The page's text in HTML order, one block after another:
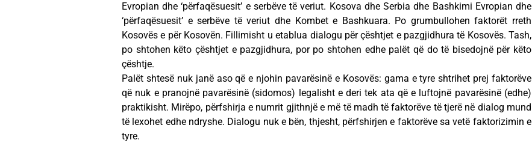
Evropian dhe ‘përfaqësuesit’ e serbëve të veriut. Kosova dhe Serbia dhe Bashkimi Evropian dhe
‘përfaqësuesit’ e serbëve të veriut dhe Kombet e Bashkuara. Po grumbullohen faktorët rreth
Kosovës e për Kosovën. Fillimisht u etablua dialogu për çështjet e pazgjidhura të Kosovës. Tash,
po shtohen këto çështjet e pazgjidhura, por po shtohen edhe palët që do të bisedojnë për këto
çështje.
Palët shtesë nuk janë aso që e njohin pavarësinë e Kosovës: gama e tyre shtrihet prej faktorëve
që nuk e pranojnë pavarësinë (sidomos) legalisht e deri tek ata që e luftojnë pavarësinë (edhe)
praktikisht. Mirëpo, përfshirja e numrit gjithnjë e më të madh të faktorëve të tjerë në dialog mund
të lexohet edhe ndryshe. Dialogu nuk e bën, thjesht, përfshirjen e faktorëve sa vetë faktorizimin e
tyre.